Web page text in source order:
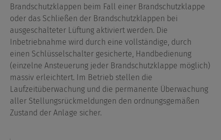
Brandschutzklappen beim Fall einer Brandschutzklappe
oder das Schließen der Brandschutzklappen bei
ausgeschalteter Lüftung aktiviert werden. Die
Inbetriebnahme wird durch eine vollständige, durch
einen Schlüsselschalter gesicherte, Handbedienung
(einzelne Ansteuerung jeder Brandschutzklappe möglich)
massiv erleichtert. Im Betrieb stellen die
Laufzeitüberwachung und die permanente Überwachung
aller Stellungsrückmeldungen den ordnungsgemäßen
Zustand der Anlage sicher.